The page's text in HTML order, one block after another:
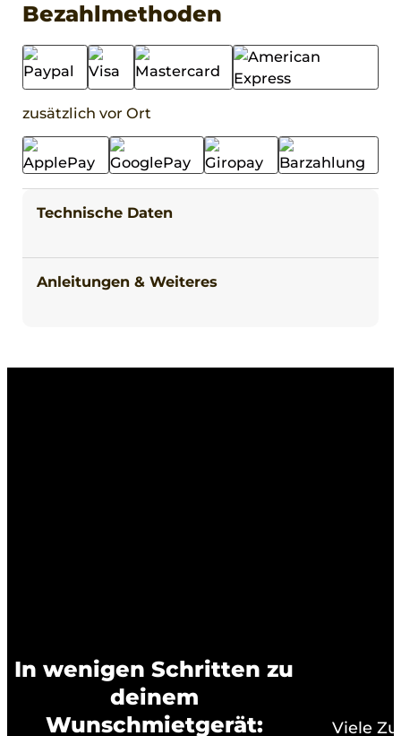
Bezahlmethoden
zusätzlich vor Ort
Technische Daten
Anleitungen & Weiteres
In wenigen Schritten zu
deinem
Wunschmietgerät:
Viele